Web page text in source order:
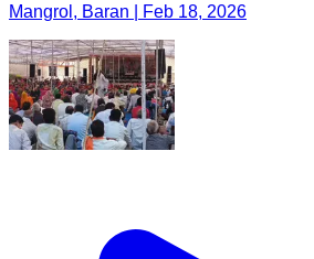
Mangrol, Baran | Feb 18, 2026